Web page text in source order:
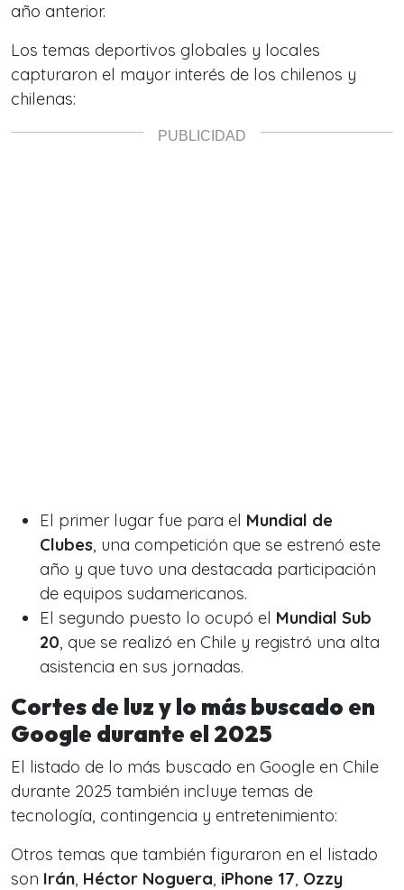
año anterior.
Los temas deportivos globales y locales
capturaron el mayor interés de los chilenos y
chilenas:
El primer lugar fue para el Mundial de
Clubes, una competición que se estrenó este
año y que tuvo una destacada participación
de equipos sudamericanos.
El segundo puesto lo ocupó el Mundial Sub
20, que se realizó en Chile y registró una alta
asistencia en sus jornadas.
Cortes de luz y lo más buscado en
Google durante el 2025
El listado de lo más buscado en Google en Chile
durante 2025 también incluye temas de
tecnología, contingencia y entretenimiento:
Otros temas que también figuraron en el listado
son Irán, Héctor Noguera, iPhone 17, Ozzy